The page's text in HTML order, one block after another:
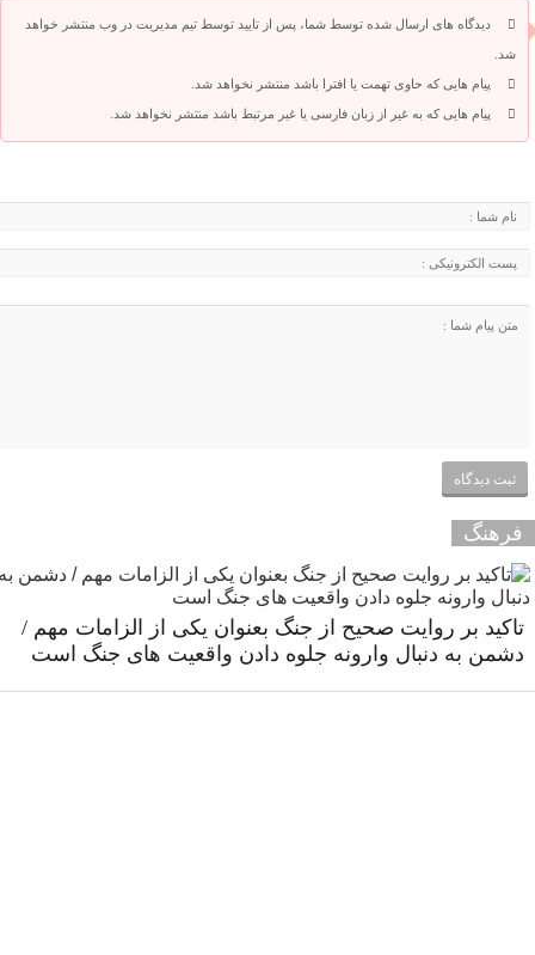
دیدگاه های ارسال شده توسط شما، پس از تایید توسط تیم مدیریت در وب منتشر خواهد
شد.
پیام هایی که حاوی تهمت یا افترا باشد منتشر نخواهد شد.
پیام هایی که به غیر از زبان فارسی یا غیر مرتبط باشد منتشر نخواهد شد.
فرهنگ
تاکید بر روایت صحیح از جنگ بعنوان یکی از الزامات مهم /
دشمن به دنبال وارونه جلوه دادن واقعیت های جنگ است